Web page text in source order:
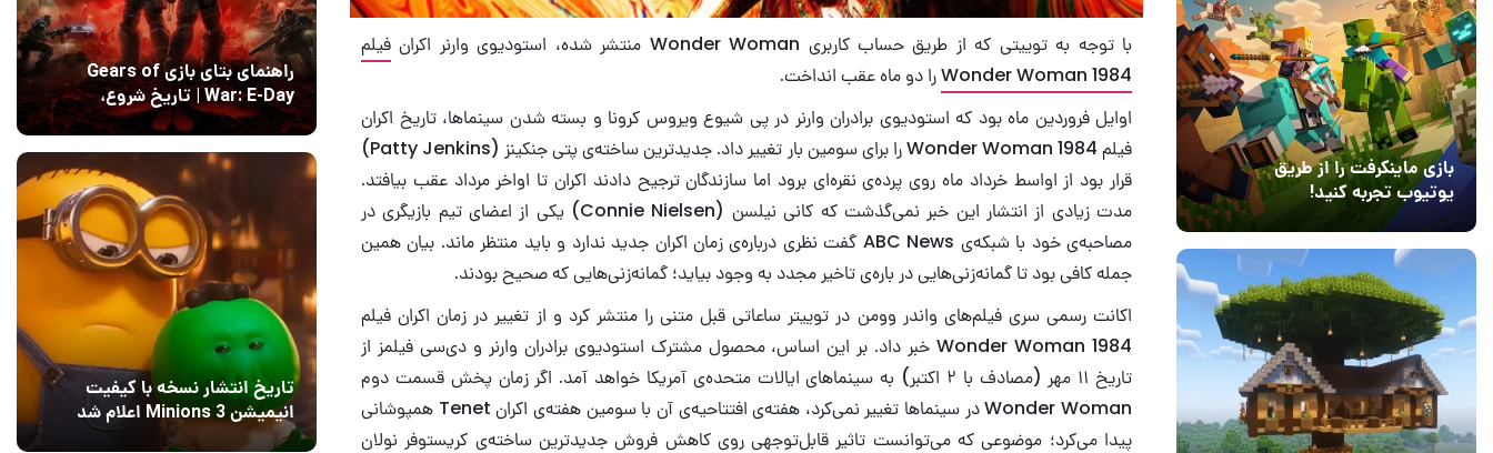
بازی ماینکرفت را از طریق
یوتیوب تجربه کنید!
41
با توجه به توییتی که از طریق حساب کاربری Wonder Woman منتشر شده، استودیوی وارنر اکران
فیلم
Wonder Woman 1984را دو ماه عقب انداخت.
اوایل فروردین ماه بود که استودیوی برادران وارنر در پی شیوع ویروس کرونا و بسته شدن سینماها، تاریخ اکران
فیلم Wonder Woman 1984 را برای سومین بار تغییر داد. جدیدترین ساخته‌ی پتی جنکینز (Patty Jenkins)
قرار بود از اواسط خرداد ماه روی پرده‌ی نقره‌ای برود اما سازندگان ترجیح دادند اکران تا اواخر مرداد عقب بیافتد.
مدت زیادی از انتشار این خبر نمی‌گذشت که کانی نیلسن (Connie Nielsen) یکی از اعضای تیم بازیگری در
مصاحبه‌ی خود با شبکه‌ی ABC News گفت نظری درباره‌ی زمان اکران جدید ندارد و باید منتظر ماند. بیان همین
جمله کافی بود تا گمانه‌زنی‌هایی در باره‌ی تاخیر مجدد به وجود بیاید؛ گمانه‌زنی‌هایی که صحیح بودند.
اکانت رسمی سری فیلم‌های واندر وومن در توییتر ساعاتی قبل متنی را منتشر کرد و از تغییر در زمان اکران فیلم
Wonder Woman 1984 خبر داد. بر این اساس، محصول مشترک استودیوی برادران وارنر و دی‌سی فیلمز از
تاریخ ۱۱ مهر (مصادف با ۲ اکتبر) به سینماهای ایالات متحده‌ی آمریکا خواهد آمد. اگر زمان پخش قسمت دوم
Wonder Woman در سینماها تغییر نمی‌کرد، هفته‌ی افتتاحیه‌ی آن با سومین هفته‌ی اکران Tenet همپوشانی
پیدا می‌کرد؛ موضوعی که می‌توانست تاثیر قابل‌توجهی روی کاهش فروش جدیدترین ساخته‌ی کریستوفر نولان
راهنمای بتای بازی Gears of
War: E-Day | تاریخ‌ شروع،
محتواها و نحوه دسترسی
تاریخ انتشار نسخه با کیفیت
انیمیشن Minions 3 اعلام شد